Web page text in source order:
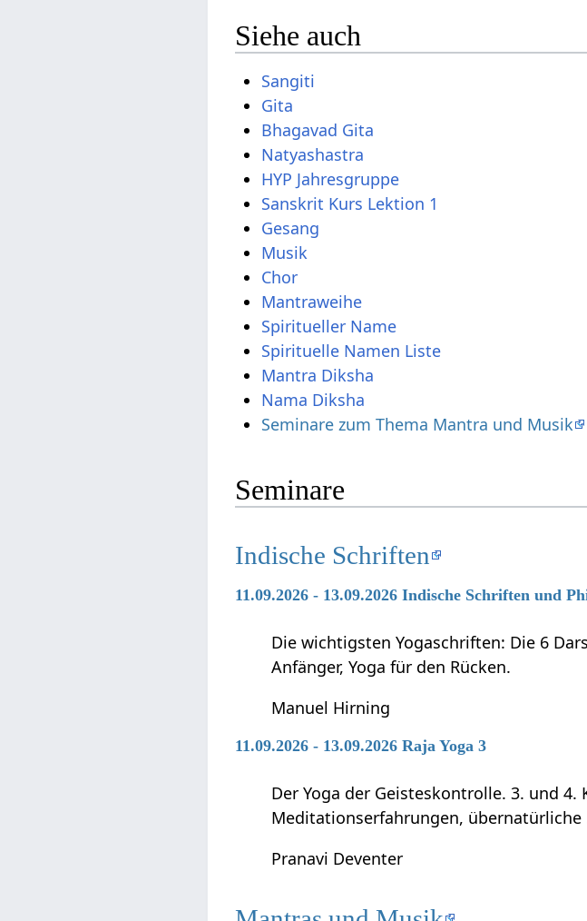
Siehe auch
Sangiti
Gita
Bhagavad Gita
Natyashastra
HYP Jahresgruppe
Sanskrit Kurs Lektion 1
Gesang
Musik
Chor
Mantraweihe
Spiritueller Name
Spirituelle Namen Liste
Mantra Diksha
Nama Diksha
Seminare zum Thema Mantra und Musik
Seminare
Indische Schriften
11.09.2026 - 13.09.2026 Indische Schriften und
Die wichtigsten Yogaschriften: Die 6
Anfänger, Yoga für den Rücken.
Manuel Hirning
11.09.2026 - 13.09.2026 Raja Yoga 3
Der Yoga der Geisteskontrolle. 3. und
Meditationserfahrungen, übernatürliche
Pranavi Deventer